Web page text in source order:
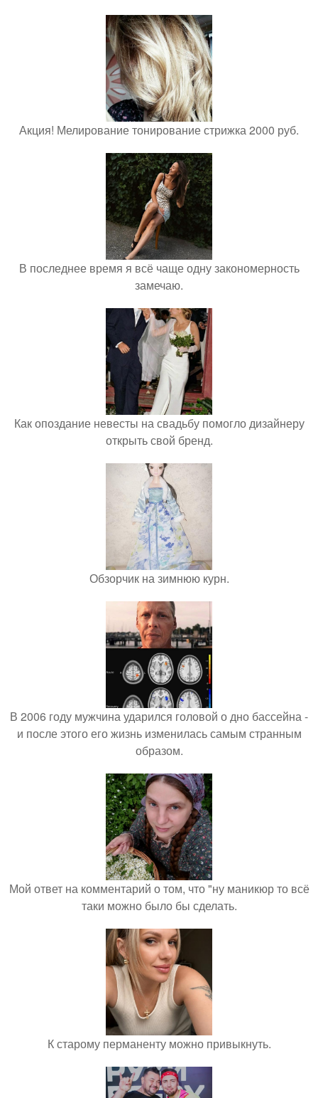
Акция! Мелирование тонирование стрижка 2000 руб.
В последнее время я всё чаще одну закономерность
замечаю.
Как опоздание невесты на свадьбу помогло дизайнеру
открыть свой бренд.
Обзорчик на зимнюю курн.
В 2006 году мужчина ударился головой о дно бассейна -
и после этого его жизнь изменилась самым странным
образом.
Мой ответ на комментарий о том, что "ну маникюр то всё
таки можно было бы сделать.
К старому перманенту можно привыкнуть.